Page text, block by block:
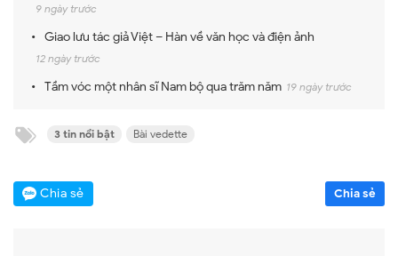
9 ngày trước
Giao lưu tác giả Việt – Hàn về văn học và điện ảnh
12 ngày trước
Tầm vóc một nhân sĩ Nam bộ qua trăm năm 19 ngày trước
3 tin nổi bật Bài vedette
Chia sẻ Chia sẻ